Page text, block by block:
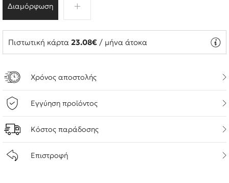
Διαμόρφωση
Πιστωτική κάρτα 23.08€ / μήνα άτοκα
Χρόνος αποστολής
Εγγύηση προϊόντος
Κόστος παράδοσης
Επιστροφή